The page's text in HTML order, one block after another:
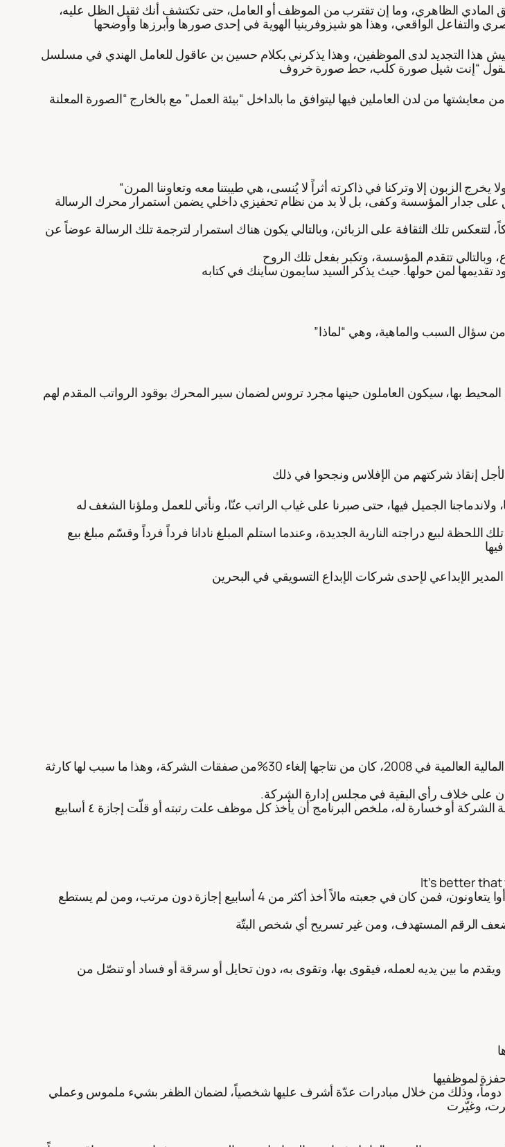
المادي الظاهري، وما إن تقترب من الموظف أو العامل، حتى تكتشف أنك ثقيل الظل عليه،
هذا التجديد لدى الموظفين، وهذا يذكرني بكلام حسين بن عاقول للعامل الهندي في مسلسل
معايشتها من لدن العاملين فيها ليتوافق ما بالداخل “بيئة العمل” مع بالخارج “الصورة المعلنة
على جدار المؤسسة وكفى، بل لا بد من نظام تحفيزي داخلي يضمن استمرار محرك الرسالة
تلك الثقافة على الزبائن، وبالتالي يكون هناك استمرار لترجمة تلك الرسالة عوضاً عن
تقديمها لمن حولها. حيث يذكر السيد سايمون ساينك في كتابه
من سؤال السبب والماهية، وهي “لماذا”
بها، سيكون العاملون حينها مجرد تروس لضمان سير المحرك بوقود الرواتب المقدم لهم
الجميل فيها، حتى صبرنا على غياب الراتب عنّا، ونأتي للعمل وملؤنا الشغف له
لبيع دراجته النارية الجديدة، وعندما استلم المبلغ نادانا فرداً فرداً وقسّم مبلغ بيع
الأمريكية، والتي يبلغ تعداد موظفيها قرابة ال 7000 موظف. عندما وقعت الأزمة المالية العالمية في 2008، كان من نتاجها إلغاء 30%من صفقات الشركة، وهذا ما سبب لها كارثة
على خلاف رأي البقية في مجلس إدارة الشركة.
وخرج ببرنامج ذكي يضمن بقاء العاملين في هذه الأزمة دون إيقاع خلل في ميزانية الشركة أو خسارة له، ملخص البرنامج أن يأخذ كل موظف علت رتبته أو قلّت إجازة ٤ أسابيع
It’s better
وهنا وقع القول الحكيم وأثره على الموظفين، فشعروا بالأمان تجاه شركتهم، وبدأوا يتعاونون، فمن كان في جعبته مالاً أخذ أكثر من 4 أسابيع إجازة دون مرتب، ومن لم يستطع
ما بين يديه لعمله، فيقوى بها، وتقوى به، دون تحايل أو سرقة أو فساد أو تنصّل من